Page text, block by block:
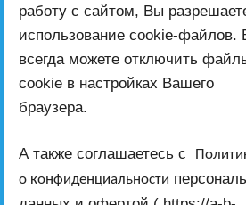
почту
работает по всей
ab-
работу с сайтом, Вы
использование cookie-файлов.
всегда можете отключить
cookie в настройках Вашего
браузера.
А также соглашаетесь с
о конфиденциальности